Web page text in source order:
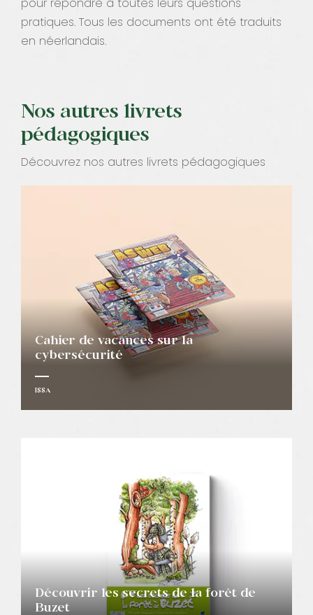
pratiques. Tous les documents ont été traduits
en néerlandais.
Nos autres livrets
pédagogiques
Découvrez nos autres livrets pédagogiques
Cahier de vacances sur la
cybersécurité
ISSA
Découvrir les secrets de la forêt de
Buzet